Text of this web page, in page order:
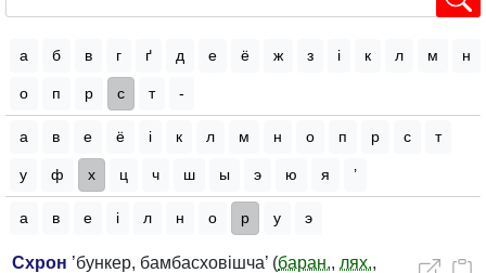
а б в г ґ д е ё ж з і к л м н
о п р с т -
а в е ё і к л м н о п р с т
у ф х ц ч ш ы э ю я ’
а в е і л н о р у э
Схрон ’бункер, бамбасховішча’ (баран., лях.,